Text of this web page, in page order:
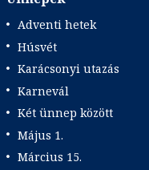
Adventi hetek
Húsvét
Karácsonyi utazás
Karnevál
Két ünnep között
Május 1.
Március 15.